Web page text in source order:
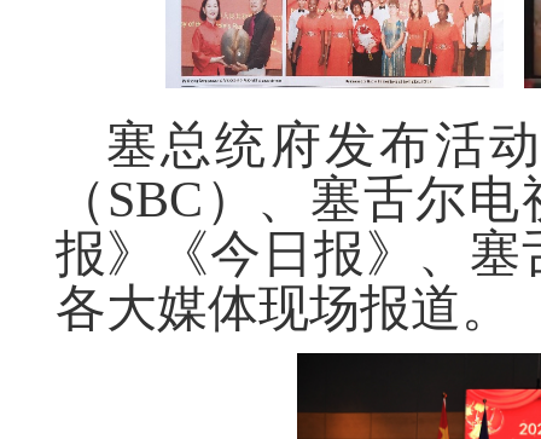
塞总统府发布活
（SBC ）、塞舌尔电
报》《今日报》、
各大媒体现场报道。